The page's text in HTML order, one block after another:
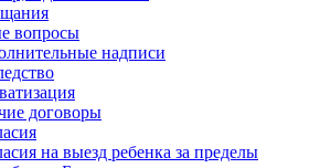
вопросы
надписи
договоры
на выезд ребенка за пределы